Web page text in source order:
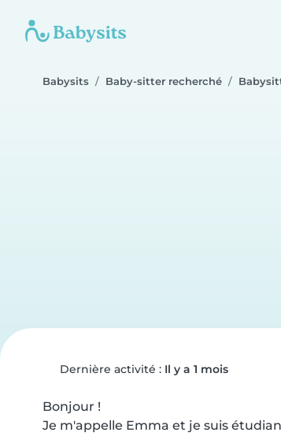
Babysits Baby-sitter recherché
Dernière activité : Il y a 1 mois
Bonjour !
Je m'appelle Emma et je suis